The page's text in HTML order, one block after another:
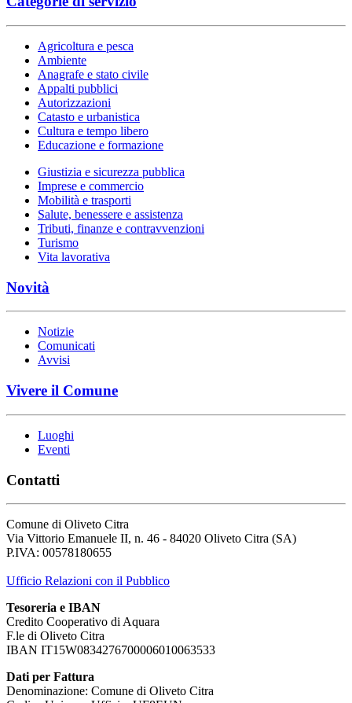
Agricoltura e pesca
Ambiente
Anagrafe e stato civile
Appalti pubblici
Autorizzazioni
Catasto e urbanistica
Cultura e tempo libero
Educazione e formazione
Giustizia e sicurezza pubblica
Imprese e commercio
Mobilità e trasporti
Salute, benessere e assistenza
Tributi, finanze e contravvenzioni
Turismo
Vita lavorativa
Novità
Notizie
Comunicati
Avvisi
Vivere il Comune
Luoghi
Eventi
Contatti
Comune di Oliveto Citra
Via Vittorio Emanuele II, n. 46 - 84020 Oliveto Citra (SA)
P.IVA: 00578180655
Ufficio Relazioni con il Pubblico
Tesoreria e IBAN
Credito Cooperativo di Aquara
F.le di Oliveto Citra
IBAN IT15W0834276700006010063533
Dati per Fattura
Denominazione: Comune di Oliveto Citra